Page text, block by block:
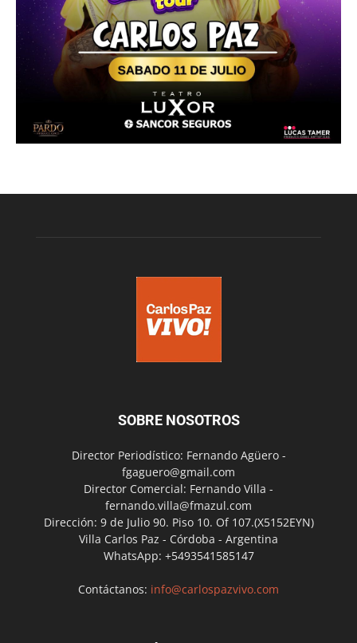
SOBRE NOSOTROS
Director Periodístico: Fernando Agüero -
fgaguero@gmail.com
Director Comercial: Fernando Villa -
fernando.villa@fmazul.com
Dirección: 9 de Julio 90. Piso 10. Of 107.(X5152EYN)
Villa Carlos Paz - Córdoba - Argentina
WhatsApp: +5493541585147
Contáctanos: info@carlospazvivo.com